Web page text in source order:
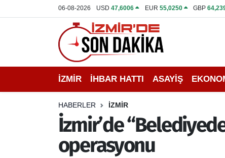
06-08-2026 USD47,6006 EUR 55,0250 GBP
İZMİR İHBAR HATTI ASAYİŞ
HABERLER İZMİR
İzmir’de
operasyonu
İHBAR HATTI
DEPREM
EKONOMİ
İzmir Nöbetçi Eczaneler
İzmir Hava Durumu
İzmir Namaz Vakitleri
İzmir Trafik Yoğunluk Haritası
Puan Durumu ve Fikstür